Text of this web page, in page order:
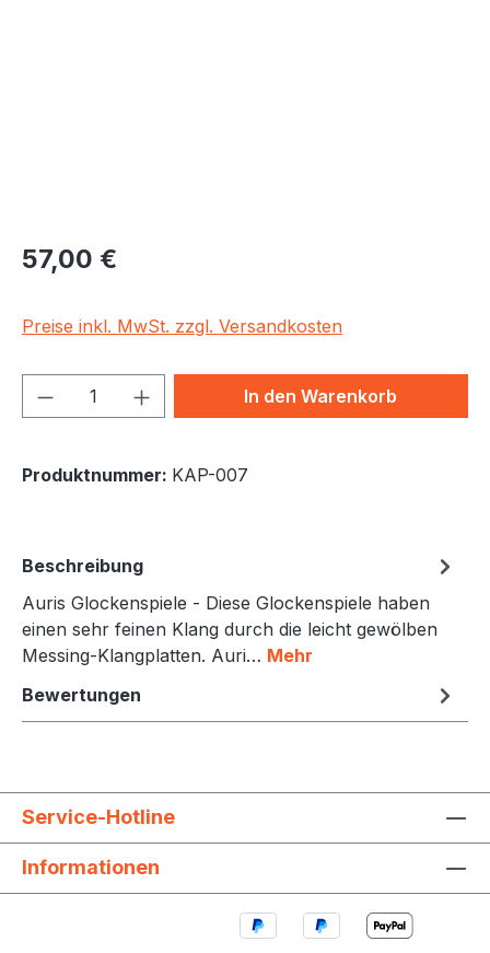
Regulärer Preis:
57,00 €
Preise inkl. MwSt. zzgl. Versandkosten
Produkt Anzahl: Gib denIn den Warenkorb
Produktnummer: KAP-007
Beschreibung
Auris Glockenspiele - Diese Glockenspiele haben
einen sehr feinen Klang durch die leicht gewölben
Messing-Klangplatten. Auri… Mehr
Bewertungen
Service-Hotline
Informationen